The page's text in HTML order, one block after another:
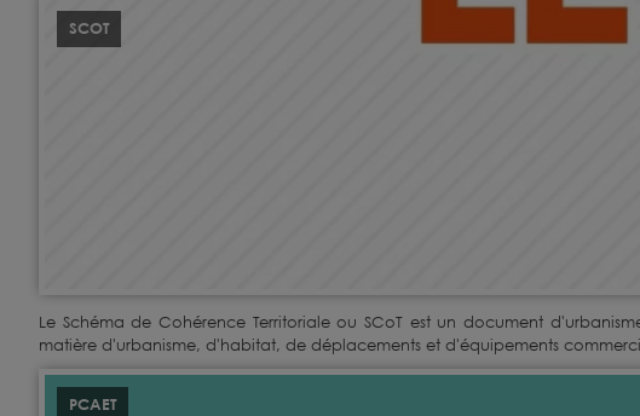
SCOT
Le Schéma de Cohérence Territoriale ou SCoT est un document
matière d'urbanisme, d'habitat, de déplacements et d'équipements
PCAET